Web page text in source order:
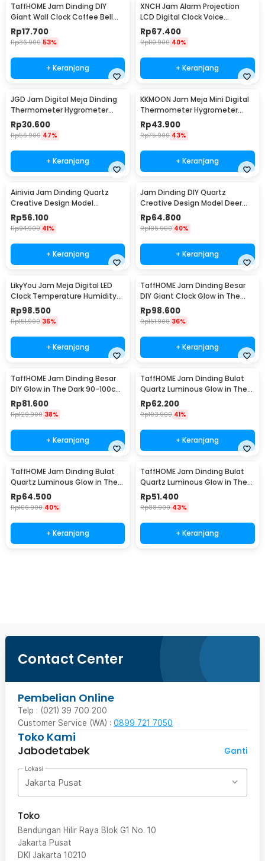
TaffHOME Jam Dinding DIY
Giant Wall Clock Coffee Bell
40-70cm - DIY-12
Rp17.700
Rp36.900 53%
+ Keranjang
XNCH Jam Alarm Projection
LCD Digital Clock Voice
Thermometer - FJ3532
Rp67.400
Rp110.900 40%
+ Keranjang
JGD Jam Digital Meja Dinding
Thermometer Hygrometer
Sensor - ZL20
Rp30.600
Rp56.900 47%
+ Keranjang
KKMOON Jam Meja Mini Digital
Thermometer Hygrometer
Weather Station - CX220
Rp43.900
Rp75.900 43%
+ Keranjang
Ainivia Jam Dinding Quartz
Creative Design Model
Luminous 30cm - MM61WC
Rp56.100
Rp94.900 41%
+ Keranjang
Jam Dinding DIY Quartz
Creative Design Model Deer
Head 80cm - Q8073
Rp64.800
Rp106.900 40%
+ Keranjang
LikyYou Jam Meja Digital LED
Clock Temperature Humidity
Control - CYP-105
Rp98.500
Rp151.900 36%
+ Keranjang
TaffHOME Jam Dinding Besar
DIY Giant Clock Glow in The
Dark 90-100cm - DIY-106
Rp98.600
Rp151.900 36%
+ Keranjang
TaffHOME Jam Dinding Besar
DIY Glow in The Dark 90-100cm
- JM-03
Rp81.600
Rp129.900 38%
+ Keranjang
TaffHOME Jam Dinding Bulat
Quartz Luminous Glow in The
Dark 30cm MDB1
Rp62.200
Rp103.900 41%
+ Keranjang
TaffHOME Jam Dinding Bulat
Quartz Luminous Glow in The
Dark 30cm MDB3
Rp64.500
Rp106.900 40%
+ Keranjang
TaffHOME Jam Dinding Bulat
Quartz Luminous Glow in The
Dark 30cm MDB4
Rp51.400
Rp88.900 43%
+ Keranjang
Contact Center
Pembelian Online
Telp : (021) 39 700 200
Customer Service (WA) : 0899 721 7050
Toko Kami
Jabodetabek
Ganti
Lokasi
Jakarta Pusat
Toko
Bendungan Hilir Raya Blok G1 No. 10
Jakarta Pusat
DKI Jakarta 10210